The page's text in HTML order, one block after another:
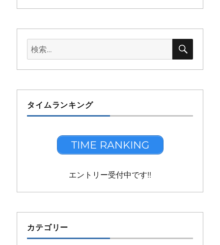
検
索:
検
タイムランキング
TIME RANKING
エントリー受付中です!!
カテゴリー